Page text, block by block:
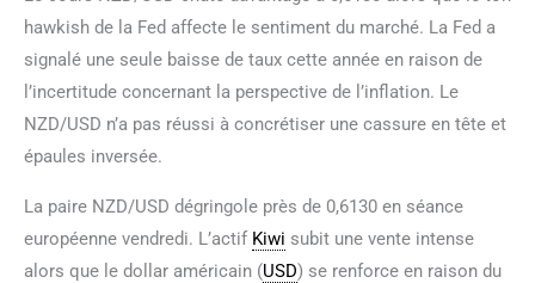
hawkish de la Fed affecte le sentiment du marché. La Fed a
signalé une seule baisse de taux cette année en raison de
l’incertitude concernant la perspective de l’inflation. Le
NZD/USD n’a pas réussi à concrétiser une cassure en tête et
épaules inversée.
La paire NZD/USD dégringole près de 0,6130 en séance
européenne vendredi. L’actif Kiwi subit une vente intense
alors que le dollar américain (USD) se renforce en raison du